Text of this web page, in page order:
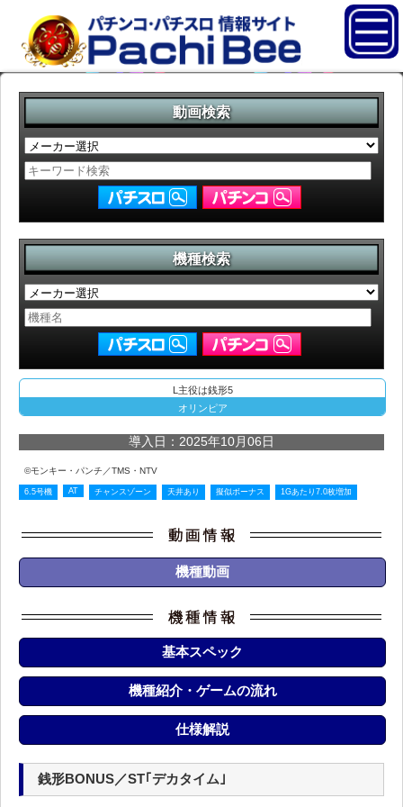
動画検索
機種検索
L主役は銭形5
オリンピア
導入日：2025年10月06日
©モンキー・パンチ／TMS・NTV
6.5号機 AT チャンスゾーン 天井あり 擬似ボーナス 1Gあたり7.0枚増加
機種動画
基本スペック
機種紹介・ゲームの流れ
仕様解説
銭形BONUS／ST｢デカタイム｣